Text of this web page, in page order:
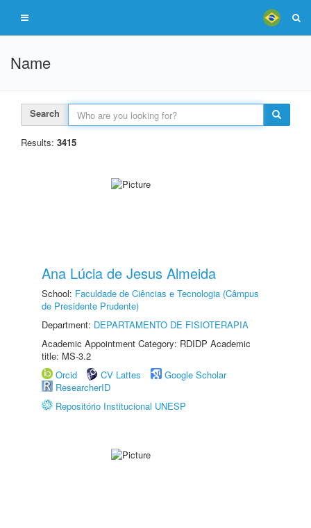
Name
Search
Results: 3415
Ana Lúcia de Jesus Almeida
School: Faculdade de Ciências e Tecnologia (Câmpus
de Presidente Prudente)
Department: DEPARTAMENTO DE FISIOTERAPIA
Academic Appointment Category: RDIDP Academic
title: MS-3.2
Orcid
CV Lattes
Google Scholar
ResearcherID
Repositório Institucional UNESP